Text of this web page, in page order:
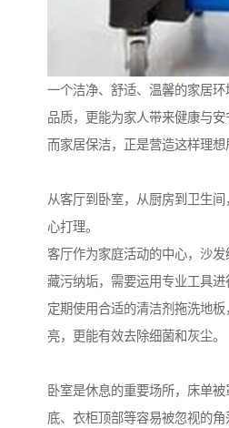
一个洁净、舒适、温馨的家居
品质，更能为家人带来健康与安
而家居保洁，正是营造这样理想
从客厅到卧室，从厨房到卫生
心打理。
客厅作为家庭活动的中心，沙
藏污纳垢，需要运用专业工具进
定期使用合适的清洁剂拖洗地
亮，更能有效去除细菌和灰尘。
卧室是休息的重要场所，床单
底、衣柜顶部等容易被忽视的角